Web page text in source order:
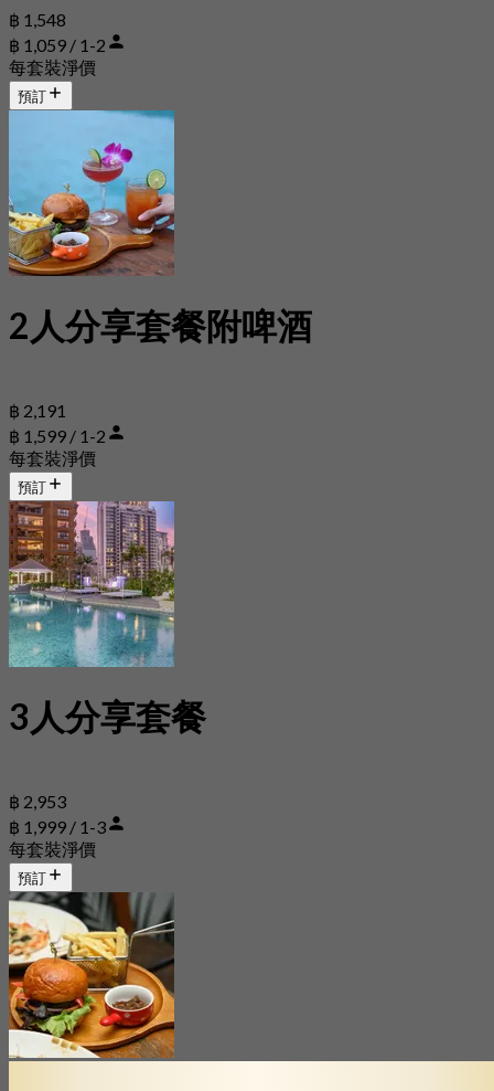
฿ 1,548
฿ 1,059 / 1-2
每套裝淨價
預訂
2人分享套餐附啤酒
฿ 2,191
฿ 1,599 / 1-2
每套裝淨價
預訂
3人分享套餐
฿ 2,953
฿ 1,999 / 1-3
每套裝淨價
預訂